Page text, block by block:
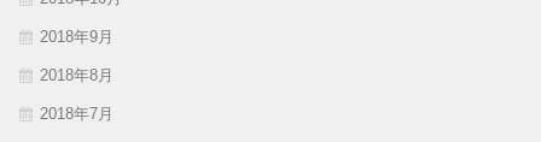
2018年9月
2018年8月
2018年7月